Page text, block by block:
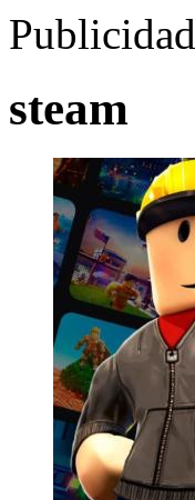
Publicidad
steam